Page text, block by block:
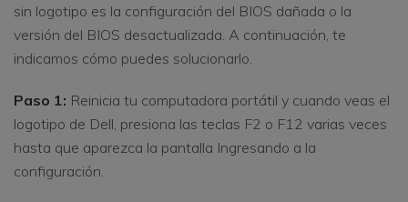
sin logotipo es la configuración del BIOS dañada o la
versión del BIOS desactualizada. A continuación, te
indicamos cómo puedes solucionarlo.
Paso 1: Reinicia tu computadora portátil y cuando veas el
logotipo de Dell, presiona las teclas F2 o F12 varias veces
hasta que aparezca la pantalla Ingresando a la
configuración.